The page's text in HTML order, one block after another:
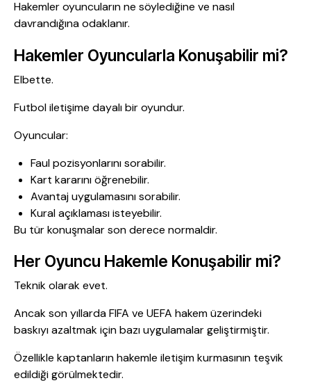
Hakemler oyuncuların ne söylediğine ve nasıl
davrandığına odaklanır.
Hakemler Oyuncularla Konuşabilir mi?
Elbette.
Futbol iletişime dayalı bir oyundur.
Oyuncular:
Faul pozisyonlarını sorabilir.
Kart kararını öğrenebilir.
Avantaj uygulamasını sorabilir.
Kural açıklaması isteyebilir.
Bu tür konuşmalar son derece normaldir.
Her Oyuncu Hakemle Konuşabilir mi?
Teknik olarak evet.
Ancak son yıllarda FIFA ve UEFA hakem üzerindeki
baskıyı azaltmak için bazı uygulamalar geliştirmiştir.
Özellikle kaptanların hakemle iletişim kurmasının teşvik
edildiği görülmektedir.